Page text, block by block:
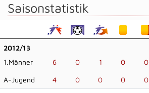
Saisonstatistik
2012/13
1.Männer
6 0 1 0 0
A-Jugend 4 0 0 0 0